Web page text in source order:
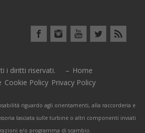
i diritti riservati. – Home
Cookie Policy Privacy Policy
riguardo agli orientamenti, alla raccorderia e
lasciata sulle turbine o altri componenti inviati
e/o programma di scambio.